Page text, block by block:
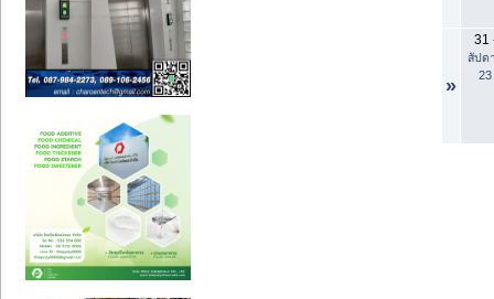
»
31
สัปด
23